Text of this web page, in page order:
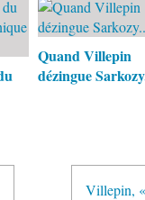
Quand Villepin
dézingue
Villepin,